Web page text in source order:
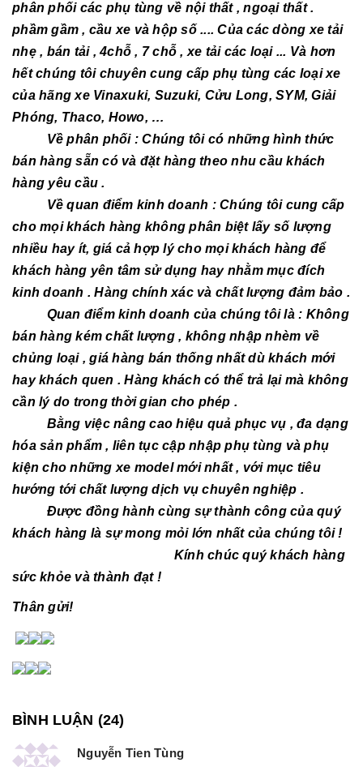
phân phối các phụ tùng về nội thất , ngoại thất .
phầm gầm , cầu xe và hộp số .... Của các dòng xe tải
nhẹ , bán tải , 4chỗ , 7 chỗ , xe tải các loại ... Và hơn
hết chúng tôi chuyên cung cấp phụ tùng các loại xe
của hãng xe Vinaxuki, Suzuki, Cửu Long, SYM, Giải
Phóng, Thaco, Howo, …
Về phân phối : Chúng tôi có những hình thức
bán hàng sẵn có và đặt hàng theo nhu cầu khách
hàng yêu cầu .
Về quan điểm kinh doanh : Chúng tôi cung cấp
cho mọi khách hàng không phân biệt lấy số lượng
nhiều hay ít, giá cả hợp lý cho mọi khách hàng để
khách hàng yên tâm sử dụng hay nhằm mục đích
kinh doanh . Hàng chính xác và chất lượng đảm bảo .
Quan điểm kinh doanh của chúng tôi là : Không
bán hàng kém chất lượng , không nhập nhèm về
chủng loại , giá hàng bán thống nhất dù khách mới
hay khách quen . Hàng khách có thể trả lại mà không
cần lý do trong thời gian cho phép .
Bằng việc nâng cao hiệu quả phục vụ , đa dạng
hóa sản phẩm , liên tục cập nhập phụ tùng và phụ
kiện cho những xe model mới nhất , với mục tiêu
hướng tới chất lượng dịch vụ chuyên nghiệp .
Được đồng hành cùng sự thành công của quý
khách hàng là sự mong mỏi lớn nhất của chúng tôi !
Kính chúc quý khách hàng
sức khỏe và thành đạt !
Thân gửi!
BÌNH LUẬN (24)
Nguyễn Tien Tùng